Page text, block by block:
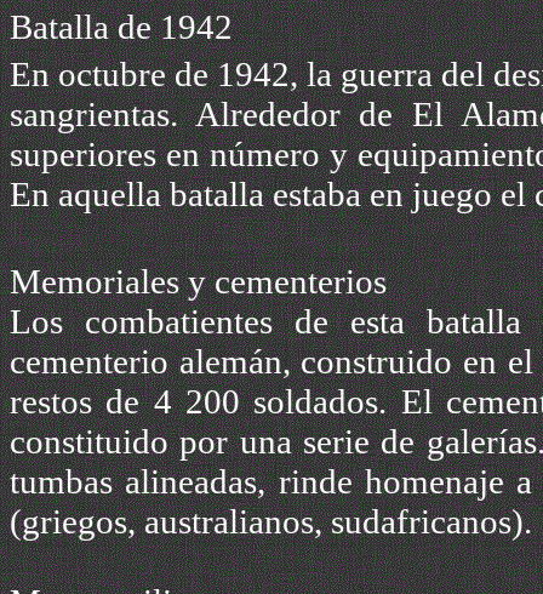
Batalla de 1942
En octubre de 1942, la guerra del
sangrientas. Alrededor de El
superiores en número y
En aquella batalla estaba en juego
Memoriales y cementerios
Los combatientes de esta
cementerio alemán, construido en
restos de 4 200 soldados. El
constituido por una serie de
tumbas alineadas, rinde homenaje
(griegos, australianos, sudafricanos).